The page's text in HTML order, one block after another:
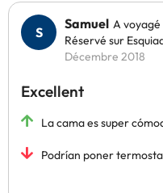
Samuel A voyagé
Réservé sur
Décembre 2018
Excellent
La cama es super
Podrían poner